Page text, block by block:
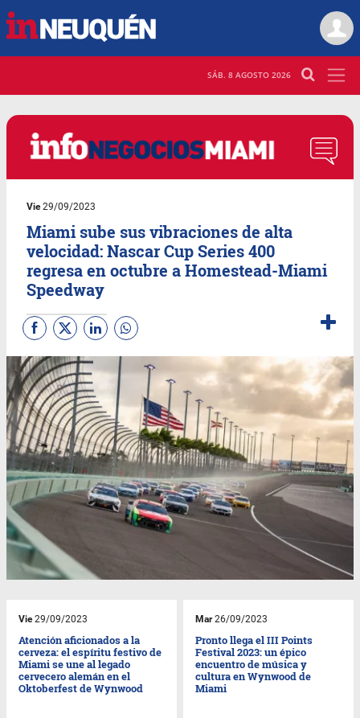
SÁB. 8 AGOSTO 2026
Vie29/09/2023
Miami sube sus vibraciones de alta
velocidad: Nascar Cup Series 400
regresa en octubre a Homestead-Miami
Speedway
Vie29/09/2023
Atención aficionados a la
cerveza: el espíritu festivo de
Miami se une al legado
cervecero alemán en el
Oktoberfest de Wynwood
Mar26/09/2023
Pronto llega el III Points
Festival 2023: un épico
encuentro de música y
cultura en Wynwood de
Miami